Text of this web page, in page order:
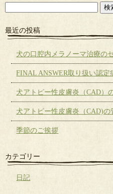
最近の投稿
犬の口腔内メラノーマ治療の
FINAL ANSWER取り扱い認定
犬アトピー性皮膚炎（CAD）
犬アトピー性皮膚炎（CAD)
季節のご挨拶
カテゴリー
日記